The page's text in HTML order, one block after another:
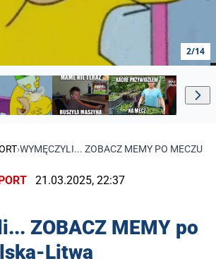
2/14
›WYMĘCZYLI... ZOBACZ MEMY PO MECZU
21.03.2025, 22:37
ZOBACZ MEMY po
Litwa